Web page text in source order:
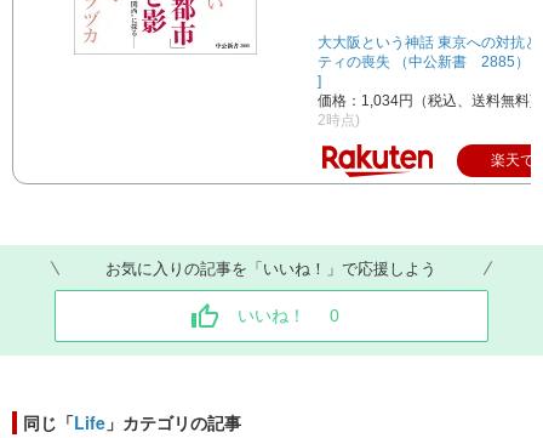
大大阪という神話 東京への対抗
ティの喪失 （中公新書 2885） [
]
価格：1,034円（税込、送料無料)
2時点)
楽天で
お気に入りの記事を「いいね！」で応援しよう
いいね！ 0
同じ「Life 」カテゴリの記事